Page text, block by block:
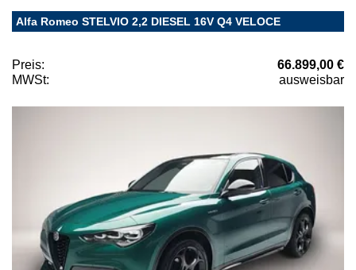
Alfa Romeo STELVIO 2,2 DIESEL 16V Q4 VELOCE
Preis:
66.899,00 €
MWSt:
ausweisbar